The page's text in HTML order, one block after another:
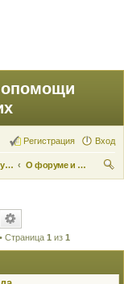
Вход
Регистрация
Улучшение форума
О форуме и его поддержке
Страница 1 из 1